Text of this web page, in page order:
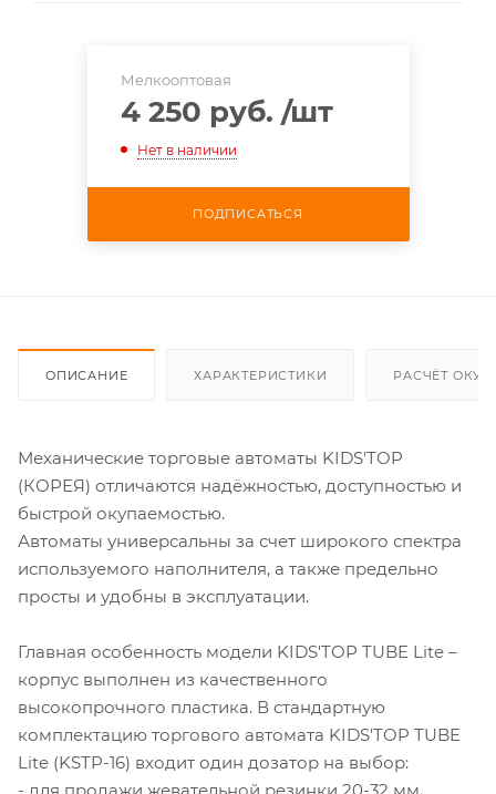
Мелкооптовая
4 250 руб. /шт
Нет в наличии
ПОДПИСАТЬСЯ
ОПИСАНИЕ ХАРАКТЕРИСТИКИ РАСЧЁТ
Механические торговые автоматы KIDS'TOP
(КОРЕЯ) отличаются надёжностью, доступностью и
быстрой окупаемостью.
Автоматы универсальны за счет широкого спектра
используемого наполнителя, а также предельно
просты и удобны в эксплуатации.
Главная особенность модели KIDS'TOP TUBE Lite –
корпус выполнен из качественного
высокопрочного пластика. В стандартную
комплектацию торгового автомата KIDS'TOP TUBE
Lite (KSTP-16) входит один дозатор на выбор:
- для продажи жевательной резинки 20-32 мм,